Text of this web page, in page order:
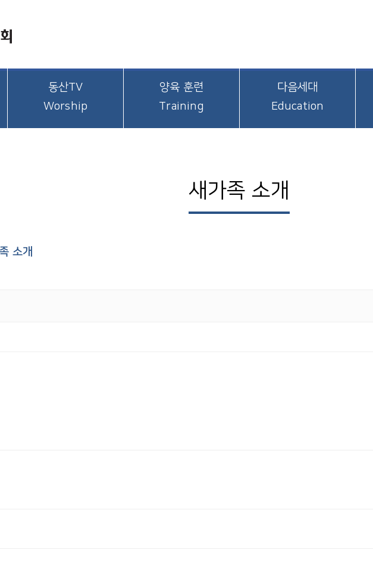
동산TV
Worship
양육 훈련
Training
다음세대
Education
새가족 소개
소개